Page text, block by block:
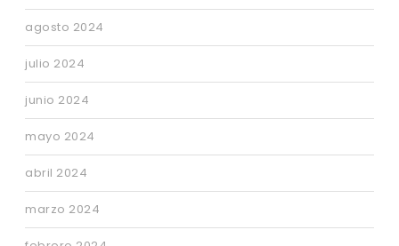
agosto 2024
julio 2024
junio 2024
mayo 2024
abril 2024
marzo 2024